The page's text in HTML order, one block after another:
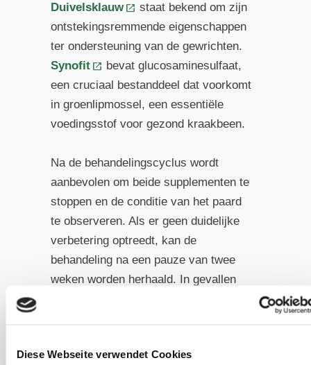
Diese Webseite verwendet Cookies
Duivelsklauw
staat bekend om zijn
ontstekingsremmende eigenschappen
ter ondersteuning van de gewrichten.
Synofit
bevat glucosaminesulfaat,
een cruciaal bestanddeel dat voorkomt
in groenlipmossel, een essentiële
voedingsstof voor gezond kraakbeen.
Na de behandelingscyclus wordt
aanbevolen om beide supplementen te
stoppen en de conditie van het paard
te observeren. Als er geen duidelijke
verbetering optreedt, kan de
behandeling na een pauze van twee
weken worden herhaald. In gevallen
Back on Track of CeraTex, worden